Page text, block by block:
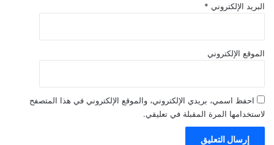
البريد الإلكتروني *
الموقع الإلكتروني
احفظ اسمي، بريدي الإلكتروني، والموقع الإلكتروني في هذا المتصفح
لاستخدامها المرة المقبلة في تعليقي.